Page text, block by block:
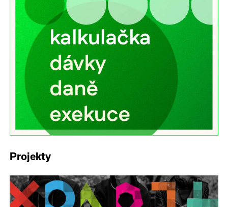
Projekty